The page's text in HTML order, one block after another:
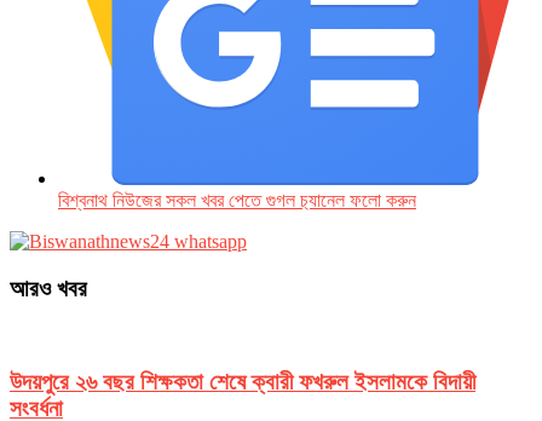
বিশ্বনাথ নিউজের সকল খবর পেতে গুগল চ‌্যানেল ফলো করুন
আরও খবর
উদয়পুরে ২৬ বছর শিক্ষকতা শেষে ক্বারী ফখরুল ইসলামকে বিদায়ী
সংবর্ধনা